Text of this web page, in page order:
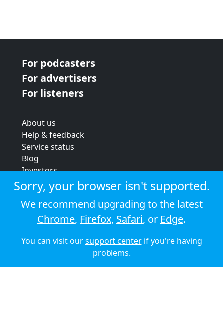
For podcasters
For advertisers
For listeners
About us
Help & feedback
Service status
Blog
Investors
Strategic review
Terms & conditions
Privacy policy
Cookie policy
© 2026 Audioboom
Sorry, your browser isn't supported.
We recommend upgrading to the latest
Chrome, Firefox, Safari, or Edge.
You can visit oursupport centerif you're having
problems.